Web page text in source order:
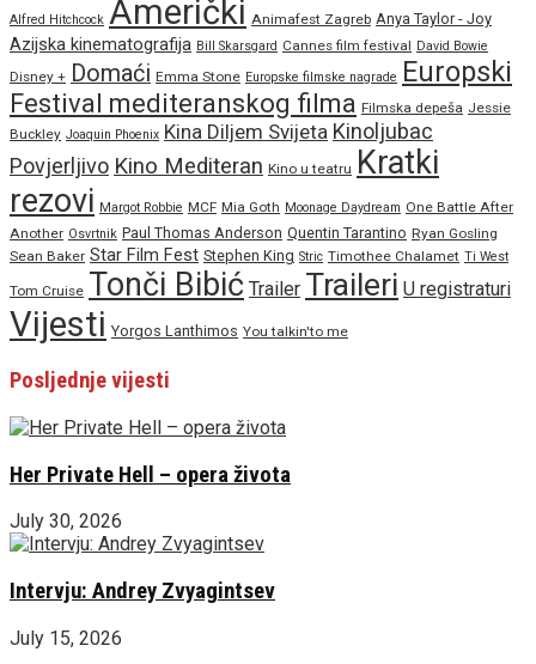
Alfred Hitchcock Američki Animafest Zagreb Anya Taylor - Joy
Azijska kinematografija Bill Skarsgard Cannes film festival David Bowie
Disney + Domaći Emma Stone Europske filmske nagrade Europski
Festival mediteranskog filma Filmska depeša Jessie
Buckley Joaquin Phoenix Kina Diljem Svijeta Kinoljubac
Povjerljivo Kino Mediteran Kino u teatru
Kratki
rezovi Margot Robbie MCF Mia Goth Moonage Daydream One Battle After
Another Osvrtnik Paul Thomas Anderson Quentin Tarantino Ryan Gosling
Sean Baker Star Film Fest Stephen King Stric Timothee Chalamet Ti West
Tom Cruise Tonči Bibić Trailer Traileri U registraturi
Vijesti Yorgos Lanthimos You talkin'to me
Posljednje vijesti
Her Private Hell – opera života
July 30, 2026
Intervju: Andrey Zvyagintsev
July 15, 2026